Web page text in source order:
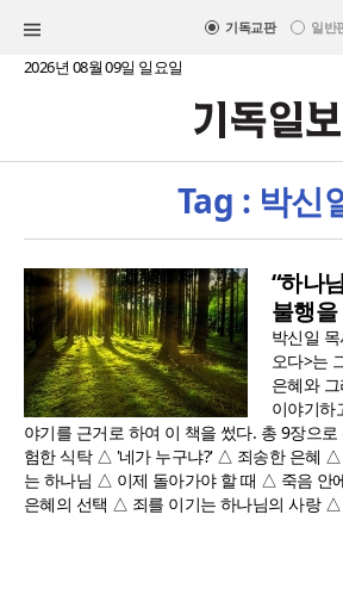
기독교판 일반
2026년 08월 09일 일요일
Tag : 박신
“하나
불행을
박신일
오다>는
은혜와
이야기하
야기를 근거로 하여 이 책을 썼다. 총 9장으
험한 식탁 △ '네가 누구냐?' △ 죄송한 은혜 △
는 하나님 △ 이제 돌아가야 할 때 △ 죽음 안
은혜의 선택 △ 죄를 이기는 하나님의 사랑 △